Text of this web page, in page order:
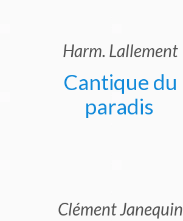
Harm. Lallement
Cantique du
paradis
Clément Janequin